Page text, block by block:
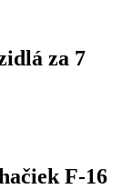
za 7
F-16